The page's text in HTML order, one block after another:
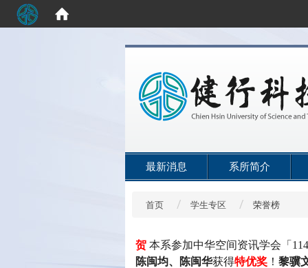
最新消息 系所简介
首页 学生专区 荣誉榜
贺 本系参加中华空间资讯学会「 114
陈闽均、陈闽华获得特优奖 ！ 黎骥